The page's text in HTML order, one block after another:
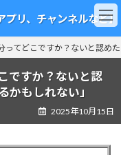
リ、チャンネルなど】
ってどこですか？ないと認め
ですか？ないと認
かもしれない」
2025年10月15日